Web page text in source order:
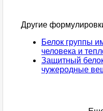
Другие
Белок группы
человека и
Защитный
чужеродные